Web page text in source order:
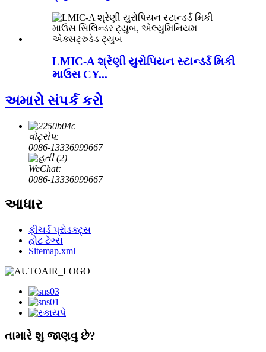
LMIC-A શ્રેણી યુરોપિયન સ્ટાન્ડર્ડ મિકી
માઉસ CY...
અમારો સંપર્ક કરો
વોટ્સેપ:
0086-13336999667
WeChat:
0086-13336999667
આધાર
ફીચર્ડ પ્રોડક્ટ્સ
હોટ ટૅગ્સ
Sitemap.xml
તામારે શુ જાણવુ છે?